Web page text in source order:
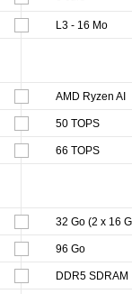
L3 - 16 Mo
AMD Ryzen AI
50 TOPS
66 TOPS
32 Go (2 x 16
96 Go
DDR5 SDRAM